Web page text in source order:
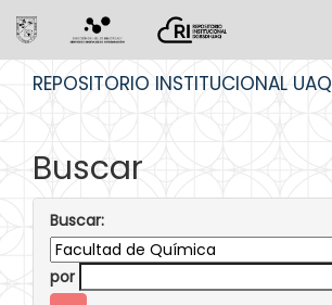
REPOSITORIO INSTITUCIONAL UAQ
Buscar
Buscar:
por